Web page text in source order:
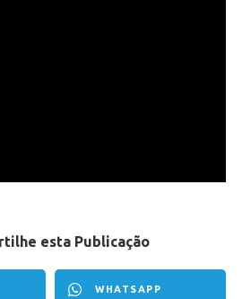
esta Publicação
WHATSAPP